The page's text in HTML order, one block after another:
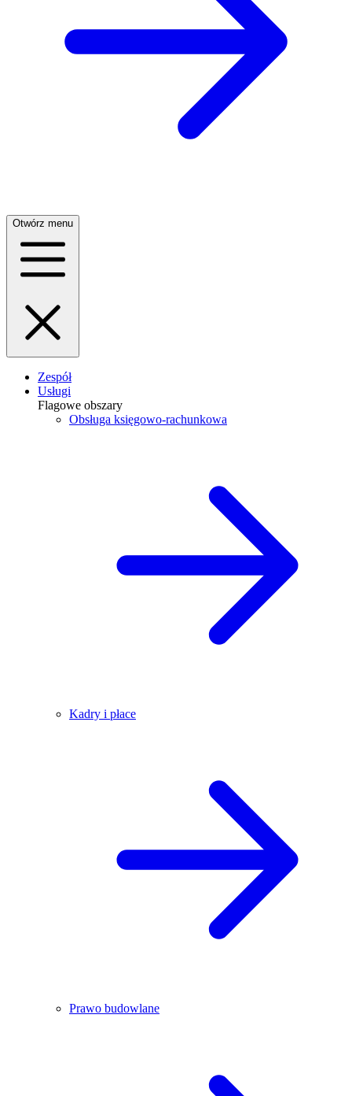
Otwórz menu
Zespół
Usługi
Flagowe obszary
Obsługa księgowo-rachunkowa
Kadry i płace
Prawo budowlane